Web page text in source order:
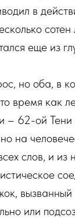
в
еще из
но оба, в
время как
62-ой Тени
слов, и из
или